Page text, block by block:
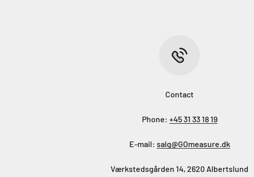
Contact
Phone: +45 31 33 18 19
E-mail: salg@GOmeasure.dk
Værkstedsgården 14, 2620 Albertslund